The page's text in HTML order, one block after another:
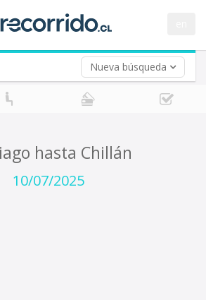
Nueva búsqueda
(opcional)
hasta Chillán
10/07/2025